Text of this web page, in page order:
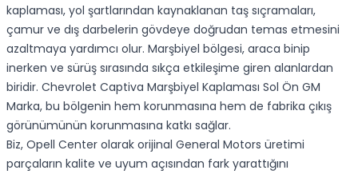
kaplaması, yol şartlarından kaynaklanan taş sıçramaları,
çamur ve dış darbelerin gövdeye doğrudan temas etmesini
azaltmaya yardımcı olur. Marşbiyel bölgesi, araca binip
inerken ve sürüş sırasında sıkça etkileşime giren alanlardan
biridir. Chevrolet Captiva Marşbiyel Kaplaması Sol Ön GM
Marka, bu bölgenin hem korunmasına hem de fabrika çıkış
görünümünün korunmasına katkı sağlar.
Biz, Opell Center olarak orijinal General Motors üretimi
parçaların kalite ve uyum açısından fark yarattığını